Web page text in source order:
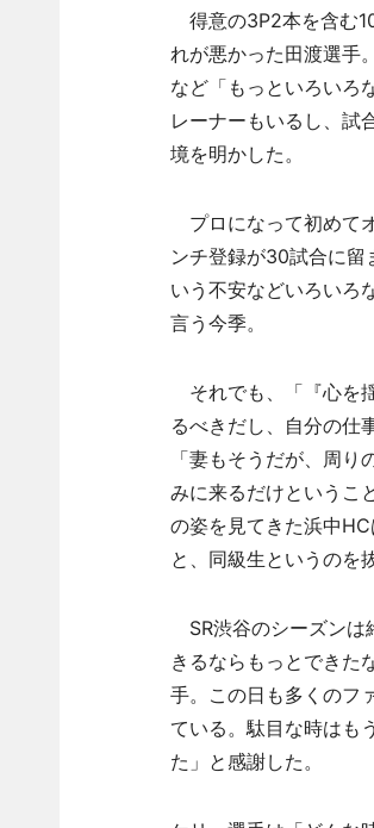
得意の3P2本を含む
れが悪かった田渡選手
など「もっといろいろ
レーナーもいるし、試
境を明かした。
プロになって初めて
ンチ登録が30試合に留
いう不安などいろいろ
言う今季。
それでも、「『心を
るべきだし、自分の仕
「妻もそうだが、周
みに来るだけというこ
の姿を見てきた浜中
と、同級生というのを
SR渋谷のシーズンは
きるならもっとできた
手。この日も多くのフ
ている。駄目な時はも
た」と感謝した。